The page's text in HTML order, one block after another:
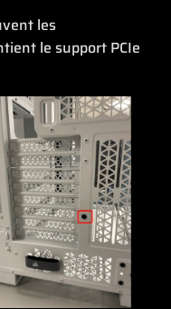
les
le support PCIe